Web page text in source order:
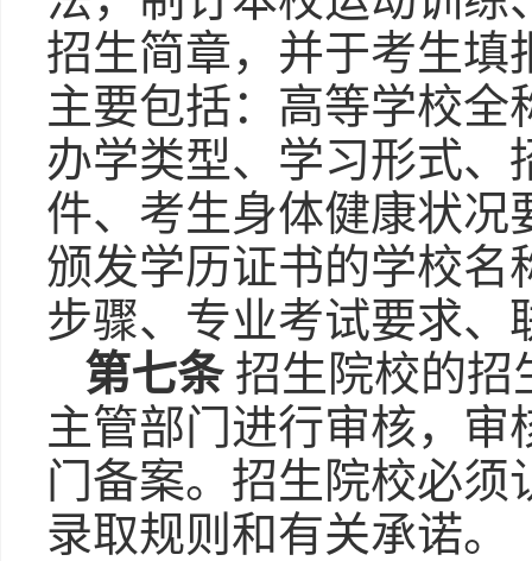
招生简章，并于考生填
主要包括：高等学校
办学类型、学习形式、
件、考生身体健康状况
颁发学历证书的学校名
步骤、专业考试要求、
第七条招生院校的招
主管部门进行审核，
门备案。招生院校必
录取规则和有关承诺。